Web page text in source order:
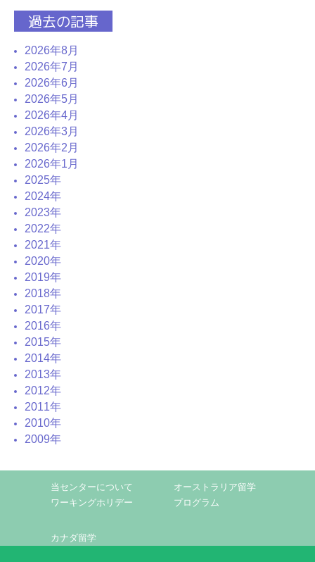
過去の記事
2026年8月
2026年7月
2026年6月
2026年5月
2026年4月
2026年3月
2026年2月
2026年1月
2025年
2024年
2023年
2022年
2021年
2020年
2019年
2018年
2017年
2016年
2015年
2014年
2013年
2012年
2011年
2010年
2009年
当センターについて
ワーキングホリデー
カナダ留学
オーストラリア留学
プログラム